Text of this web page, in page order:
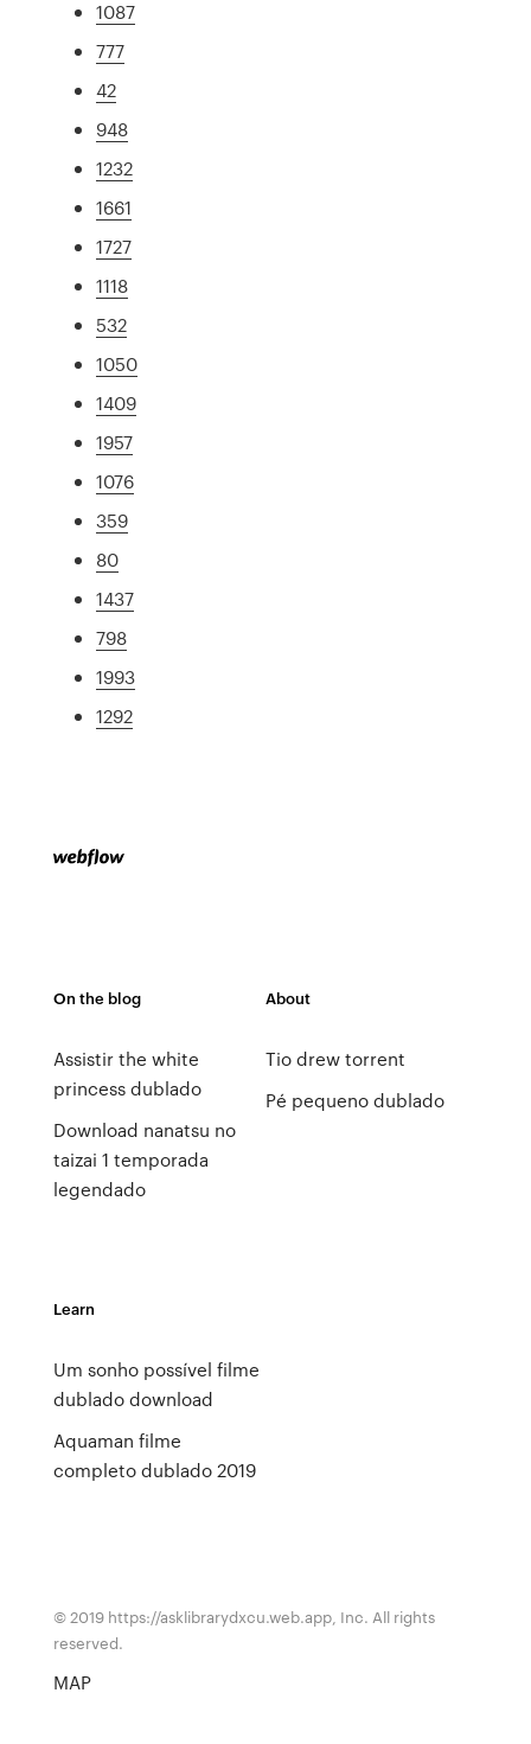
1087
777
42
948
1232
1661
1727
1118
532
1050
1409
1957
1076
359
80
1437
798
1993
1292
On the blog
Assistir the white
princess dublado
Download nanatsu no
taizai 1 temporada
legendado
About
Tio drew torrent
Pé pequeno dublado
Learn
Um sonho possível filme
dublado download
Aquaman filme
completo dublado 2019
© 2019 https://asklibrarydxcu.web.app, Inc. All rights
reserved.
MAP